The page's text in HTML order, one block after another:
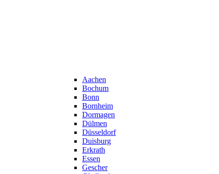
Aachen
Bochum
Bonn
Bornheim
Dormagen
Dülmen
Düsseldorf
Duisburg
Erkrath
Essen
Gescher